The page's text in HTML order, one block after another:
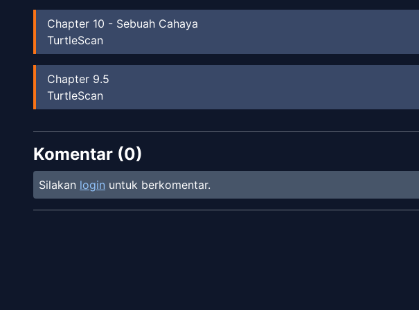
Chapter 10 - Sebuah Cahaya
TurtleScan
Chapter 9.5
TurtleScan
Chapter9-Saling Menghadapi
TurtleScan
Chapter8-Membuka Segel Itu
TurtleScan
Komentar (0)
Silakan login untuk berkomentar.